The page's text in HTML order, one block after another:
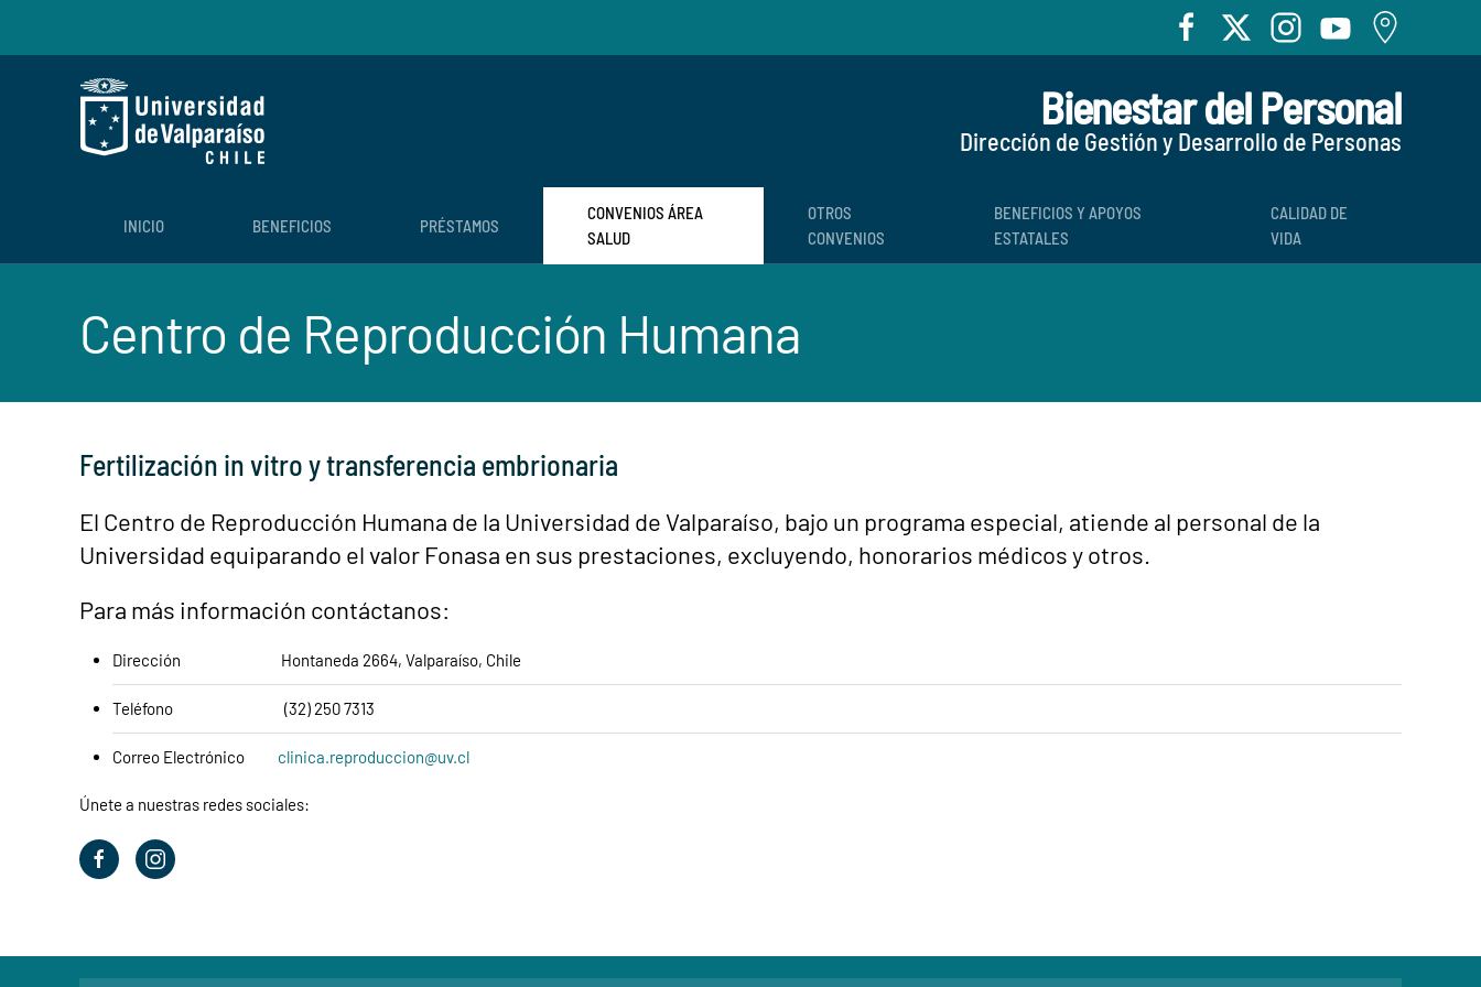
Skip to main content
Bienestar del Personal
Dirección de Gestión y Desarrollo de Personas
INICIO BENEFICIOS PRÉSTAMOS
CONVENIOS ÁREA
SALUD
OTROS
CONVENIOS
BENEFICIOS Y APOYOS
ESTATALES
CALIDAD DE
VIDA
Centro de Reproducción Humana
Fertilización in vitro y transferencia embrionaria
El Centro de Reproducción Humana de la Universidad de Valparaíso, bajo un programa especial, atiende al personal de la
Universidad equiparando el valor Fonasa en sus prestaciones, excluyendo, honorarios médicos y otros.
Para más información contáctanos:
Dirección Hontaneda 2664, Valparaíso, Chile
Teléfono (32) 250 7313
Correo Electrónico clinica.reproduccion@uv.cl
Únete a nuestras redes sociales: